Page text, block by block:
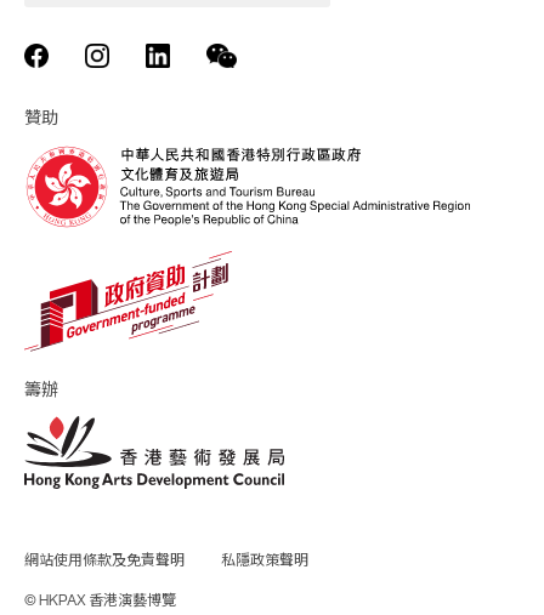
贊助
籌辦
網站使用條款及免責聲明
私隱政策聲明
© HKPAX 香港演藝博覽